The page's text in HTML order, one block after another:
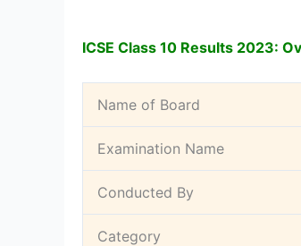
ICSE Class 10 Results 2023:
Name of Board
Examination Name
Conducted By
Category